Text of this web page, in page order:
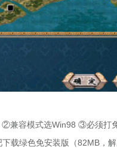
容模式选Win98 ③必须打
绿色免安装版（82MB，解